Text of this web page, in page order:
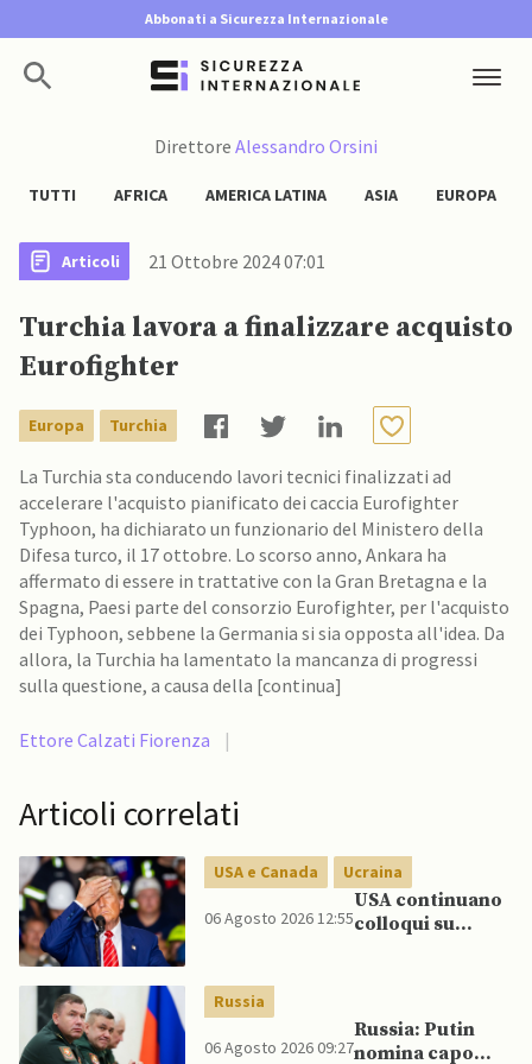
Abbonati a Sicurezza Internazionale
Direttore Alessandro Orsini
TUTTI AFRICA AMERICA LATINA ASIA EUROPA
Articoli 21 Ottobre 2024 07:01
Turchia lavora a finalizzare acquisto
Eurofighter
Europa Turchia
La Turchia sta conducendo lavori tecnici finalizzati ad
accelerare l'acquisto pianificato dei caccia Eurofighter
Typhoon, ha dichiarato un funzionario del Ministero della
Difesa turco, il 17 ottobre. Lo scorso anno, Ankara ha
affermato di essere in trattative con la Gran Bretagna e la
Spagna, Paesi parte del consorzio Eurofighter, per l'acquisto
dei Typhoon, sebbene la Germania si sia opposta all'idea. Da
allora, la Turchia ha lamentato la mancanza di progressi
sulla questione, a causa della [continua]
Ettore Calzati Fiorenza |
Articoli correlati
USA e Canada Ucraina
06 Agosto 2026 12:55
USA continuano
colloqui su
Ucraina,
nonostante
Russia
06 Agosto 2026 09:27
Russia: Putin
nomina capo